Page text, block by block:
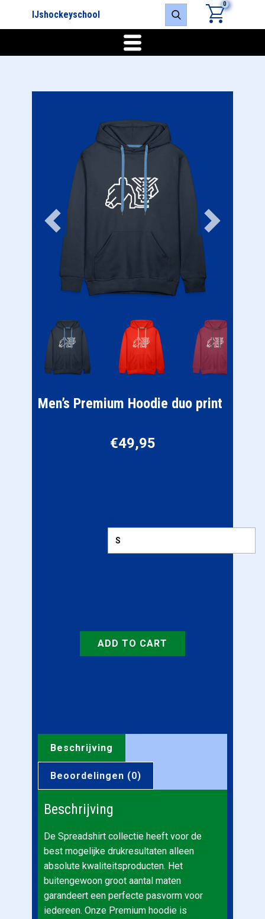
IJshockeyschool
0
Men’s Premium Hoodie duo print
€49,95
ADD TO CART
Beschrijving
Beoordelingen (0)
Beschrijving
De Spreadshirt collectie heeft voor de
best mogelijke drukresultaten alleen
absolute kwaliteitsproducten. Het
buitengewoon groot aantal maten
garandeert een perfecte pasvorm voor
iedereen. Onze Premium hoodie is